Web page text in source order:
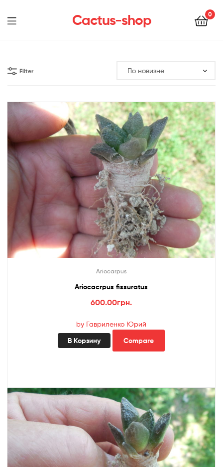
Cactus-shop 0
Menu
Filter
Ariocarpus
Ariocacrpus fissuratus
600.00грн.
by Гавриленко Юрий
В Корзину Compare